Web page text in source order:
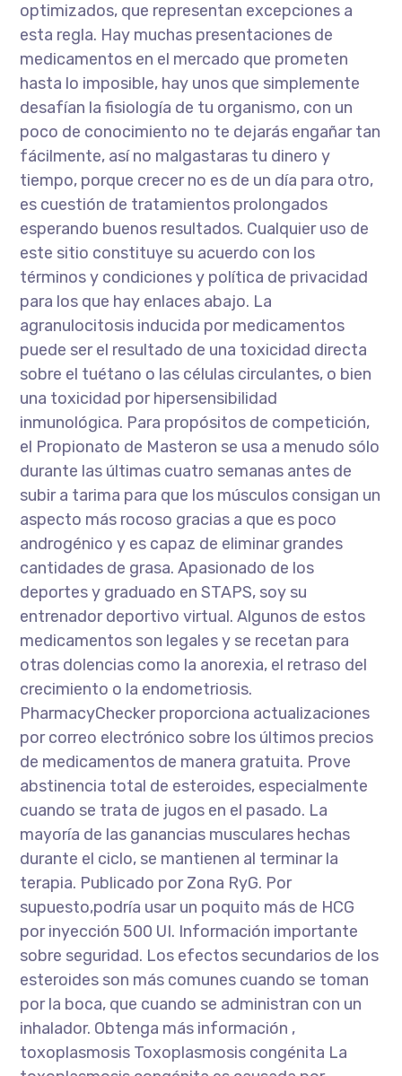
optimizados, que representan excepciones a
esta regla. Hay muchas presentaciones de
medicamentos en el mercado que prometen
hasta lo imposible, hay unos que simplemente
desafían la fisiología de tu organismo, con un
poco de conocimiento no te dejarás engañar tan
fácilmente, así no malgastaras tu dinero y
tiempo, porque crecer no es de un día para otro,
es cuestión de tratamientos prolongados
esperando buenos resultados. Cualquier uso de
este sitio constituye su acuerdo con los
términos y condiciones y política de privacidad
para los que hay enlaces abajo. La
agranulocitosis inducida por medicamentos
puede ser el resultado de una toxicidad directa
sobre el tuétano o las células circulantes, o bien
una toxicidad por hipersensibilidad
inmunológica. Para propósitos de competición,
el Propionato de Masteron se usa a menudo sólo
durante las últimas cuatro semanas antes de
subir a tarima para que los músculos consigan un
aspecto más rocoso gracias a que es poco
androgénico y es capaz de eliminar grandes
cantidades de grasa. Apasionado de los
deportes y graduado en STAPS, soy su
entrenador deportivo virtual. Algunos de estos
medicamentos son legales y se recetan para
otras dolencias como la anorexia, el retraso del
crecimiento o la endometriosis.
PharmacyChecker proporciona actualizaciones
por correo electrónico sobre los últimos precios
de medicamentos de manera gratuita. Prove
abstinencia total de esteroides, especialmente
cuando se trata de jugos en el pasado. La
mayoría de las ganancias musculares hechas
durante el ciclo, se mantienen al terminar la
terapia. Publicado por Zona RyG. Por
supuesto,podría usar un poquito más de HCG
por inyección 500 UI. Información importante
sobre seguridad. Los efectos secundarios de los
esteroides son más comunes cuando se toman
por la boca, que cuando se administran con un
inhalador. Obtenga más información ,
toxoplasmosis Toxoplasmosis congénita La